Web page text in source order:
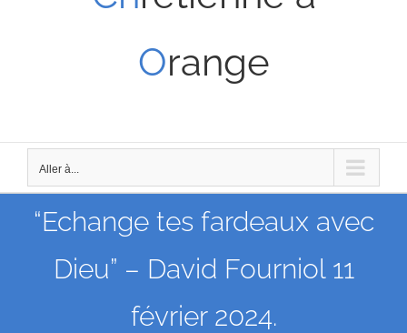
Orange
Aller à...
“Echange tes fardeaux avec
Dieu” – David Fourniol 11
février 2024.